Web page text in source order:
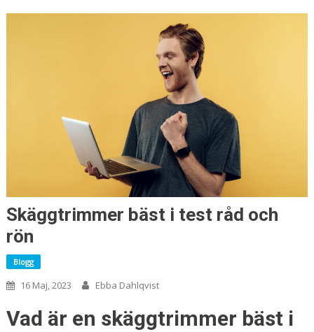
Skäggtrimmer bäst i test råd och
rön
Blogg
16 Maj, 2023 Ebba Dahlqvist
Vad är en skäggtrimmer bäst i